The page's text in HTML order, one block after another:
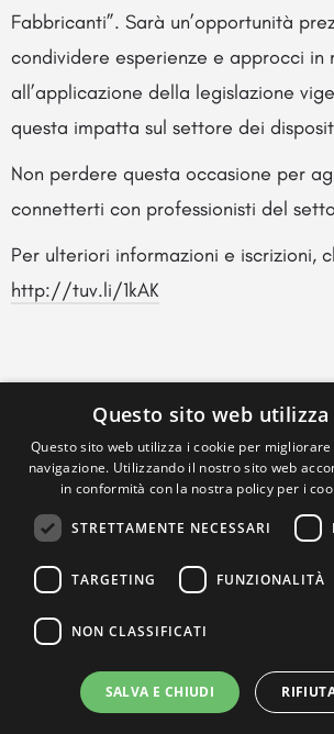
Fabbricanti”. Sarà un’opportunità
condividere esperienze e approcci in
all’applicazione della legislazione
questa impatta sul settore dei
Non perdere questa occasione per
connetterti con professionisti del
Per ulteriori informazioni e iscrizioni,
http://tuv.li/1kAK
Questo sito web utilizza
Questo sito web utilizza i cookie per
navigazione. Utilizzando il nostro sito web
in conformità con la nostra policy per i
STRETTAMENTE NECESSARI
TARGETING FUNZIONALITÀ
NON CLASSIFICATI
SALVA E CHIUDI